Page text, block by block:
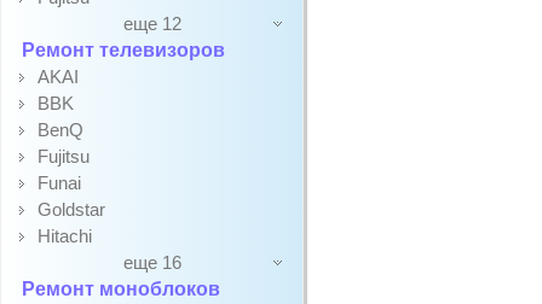
еще 12
Ремонт телевизоров
AKAI
BBK
BenQ
Fujitsu
Funai
Goldstar
Hitachi
еще 16
Ремонт моноблоков